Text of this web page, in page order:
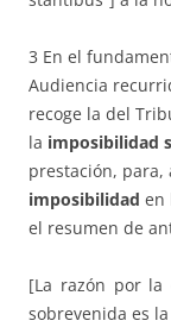
3 En el
Audiencia
recoge la del
la imposibilidad
prestación,
imposibilidad en
el resumen de
[La razón por la
sobrevenida es